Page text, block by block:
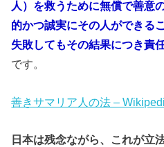
人）を救うために無償で善意
的かつ誠実にその人ができる
失敗してもその結果につき責
です。
善きサマリア人の法 –
日本は残念ながら、これが立